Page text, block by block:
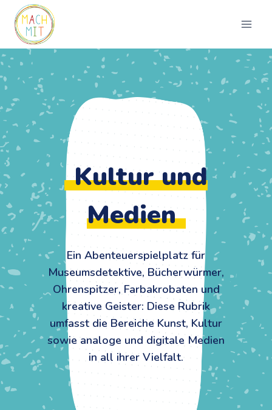
Zum
Inhalt
springen
Kultur und
Medien
Ein Abenteuerspielplatz für
Museumsdetektive, Bücherwürmer,
Ohrenspitzer, Farbakrobaten und
kreative Geister: Diese Rubrik
umfasst die Bereiche Kunst, Kultur
sowie analoge und digitale Medien
in all ihrer Vielfalt.